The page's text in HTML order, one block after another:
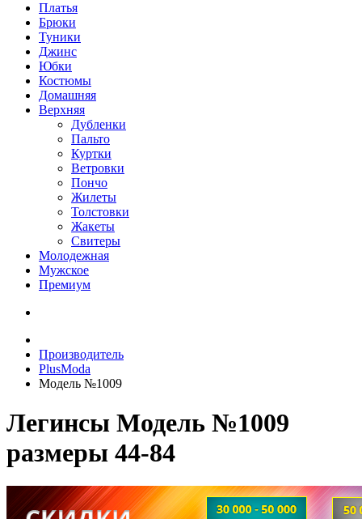
Платья
Брюки
Туники
Джинс
Юбки
Костюмы
Домашняя
Верхняя
Дубленки
Пальто
Куртки
Ветровки
Пончо
Жилеты
Толстовки
Жакеты
Свитеры
Молодежная
Мужское
Премиум
Производитель
PlusModa
Модель №1009
Легинсы Модель №1009
размеры 44-84